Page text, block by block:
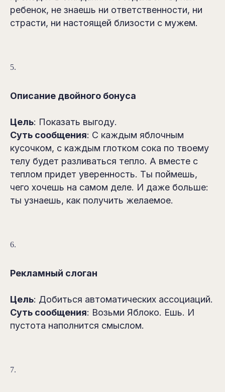
ребенок, не знаешь ни ответственности, ни
страсти, ни настоящей близости с мужем.
5.
Описание двойного бонуса
Цель: Показать выгоду.
Суть сообщения: С каждым яблочным
кусочком, с каждым глотком сока по твоему
телу будет разливаться тепло. А вместе с
теплом придет уверенность. Ты поймешь,
чего хочешь на самом деле. И даже больше:
ты узнаешь, как получить желаемое.
6.
Рекламный слоган
Цель: Добиться автоматических ассоциаций.
Суть сообщения: Возьми Яблоко. Ешь. И
пустота наполнится смыслом.
7.